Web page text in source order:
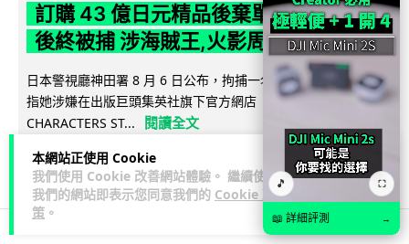
本網站正使用 Cookie
我們使用 Cookie 改善網站體驗。 繼續使用
我們的網站即表示您同意我們的 Cookie 政
策 。
訂購 43 億日元精品後棄單 大阪女 2 年
後終被捕 涉海賊王,火影周邊產品
日本警視廳神田署 8 月 6 日公布，拘捕一名 32 歲大阪女子，
指她涉嫌在出版巨頭集英社旗下官方網店「JUMP
CHARACTERS ST...
閱讀全文
53 8↗ 分享
🎵 ⛶
📖 詳細評測 →